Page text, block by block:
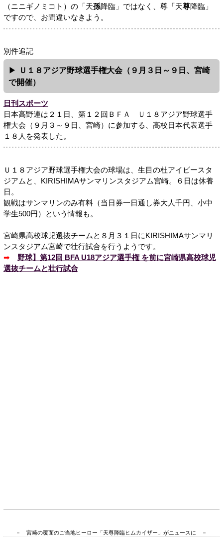
（ニニギノミコト）の「天孫降臨」ではなく、尊「天尊降臨」
ですので、お間違いなきよう。
別件追記
Ｕ１８アジア野球選手権大会（９月３日～９日、宮崎
で開催）
日刊スポーツ
日本高野連は２１日、第１２回ＢＦＡ Ｕ１８アジア野球選手
権大会（９月３～９日、宮崎）に参加する、高校日本代表選手
１８人を発表した。
Ｕ１８アジア野球選手権大会の球場は、生目の杜アイビースタ
ジアムと、KIRISHIMAサンマリンスタジアム宮崎。６日は休養
日。
観戦はサンマリンのみ有料（当日券一日通し券大人千円、小中
学生500円）という情報も。
宮崎県高校球児選抜チームと８月３１日にKIRISHIMAサンマリ
ンスタジアム宮崎で壮行試合を行うようです。
➡
野球】第12回 BFA U18アジア選手権 を前に宮崎県高校球児
選抜チームと壮行試合
－ 宮崎の覆面のご当地ヒーロー「天尊降臨ヒムカイザー」がニュースに －